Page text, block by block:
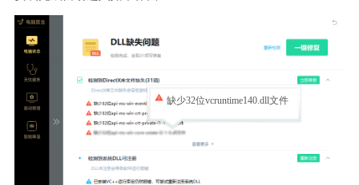
缺少32位vcruntime140.dll文件